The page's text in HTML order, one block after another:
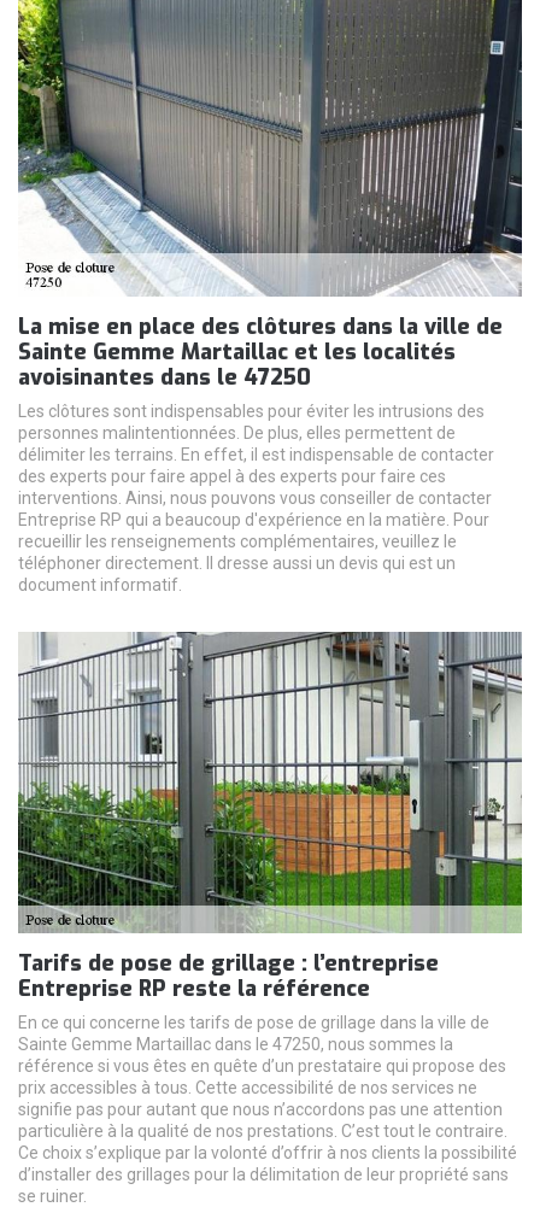
La mise en place des clôtures dans la ville de
Sainte Gemme Martaillac et les localités
avoisinantes dans le 47250
Les clôtures sont indispensables pour éviter les intrusions des
personnes malintentionnées. De plus, elles permettent de
délimiter les terrains. En effet, il est indispensable de contacter
des experts pour faire appel à des experts pour faire ces
interventions. Ainsi, nous pouvons vous conseiller de contacter
Entreprise RP qui a beaucoup d'expérience en la matière. Pour
recueillir les renseignements complémentaires, veuillez le
téléphoner directement. Il dresse aussi un devis qui est un
document informatif.
Tarifs de pose de grillage : l’entreprise
Entreprise RP reste la référence
En ce qui concerne les tarifs de pose de grillage dans la ville de
Sainte Gemme Martaillac dans le 47250, nous sommes la
référence si vous êtes en quête d’un prestataire qui propose des
prix accessibles à tous. Cette accessibilité de nos services ne
signifie pas pour autant que nous n’accordons pas une attention
particulière à la qualité de nos prestations. C’est tout le contraire.
Ce choix s’explique par la volonté d’offrir à nos clients la possibilité
d’installer des grillages pour la délimitation de leur propriété sans
se ruiner.